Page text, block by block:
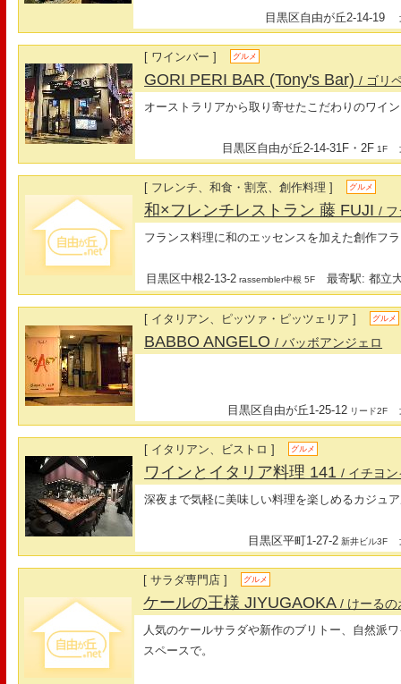
目黒区自由が丘2-14-19
[ ワインバー ] グルメ
GORI PERI BAR (Tony's Bar)/ ゴリ
オーストラリアから取り寄せたこだわりのワイ
目黒区自由が丘2-14-31F・2F 1F
[ フレンチ、和食・割烹、創作料理 ] グルメ
和×フレンチレストラン 藤 FUJI/ フ
フランス料理に和のエッセンスを加えた創作フ
目黒区中根2-13-2 rassembler中根 5F 最寄駅: 都立
[ イタリアン、ピッツァ・ピッツェリア ] グルメ
BABBO ANGELO/ バッボアンジェロ
目黒区自由が丘1-25-12 リード2F
[ イタリアン、ビストロ ] グルメ
ワインとイタリア料理 141/ イチヨン
深夜まで気軽に美味しい料理を楽しめるカジュ
目黒区平町1-27-2 新井ビル3F
[ サラダ専門店 ] グルメ
ケールの王様 JIYUGAOKA/ けーるの
人気のケールサラダや新作のブリトー、自然派
スペースで。